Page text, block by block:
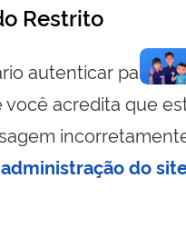
Restrito
autenticar para
você acredita que
administração do